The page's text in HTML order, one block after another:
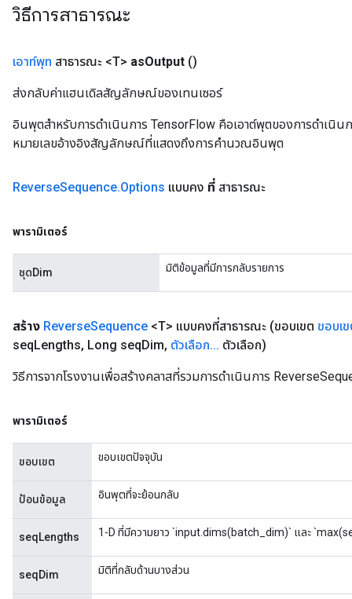
วิธีการสาธารณะ
เอาท์พุท สาธารณะ <T> asOutput ()
ส่งกลับค่าแฮนเดิลสัญลักษณ์ของเทนเซอร์
อินพุตสำหรับการดำเนินการ TensorFlow คือเอาต์พุตของการดำเนิน
หมายเลขอ้างอิงสัญลักษณ์ที่แสดงถึงการคำนวณอินพุต
ReverseSequence.Options แบบคง ที่ สาธารณะ
พารามิเตอร์
ชุดDim มิติข้อมูลที่มีการกลับรายการ
สร้าง ReverseSequence <T> แบบคงที่สาธารณะ (ขอบเขต ขอบเ
seqLengths, Long seqDim, ตัวเลือก... ตัวเลือก)
วิธีการจากโรงงานเพื่อสร้างคลาสที่รวมการดำเนินการ
พารามิเตอร์
ขอบเขต ขอบเขตปัจจุบัน
ป้อนข้อมูล อินพุตที่จะย้อนกลับ
seqLengths 1-D ที่มีความยาว `input.dims(batch_dim)` และ
seqDim มิติที่กลับด้านบางส่วน